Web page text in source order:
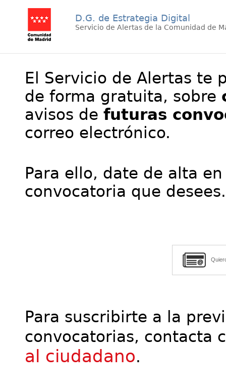
D.G. de Estrategia Digital
Servicio de Alertas de la Comunidad de
El Servicio de Alertas te
de forma gratuita, sobre
avisos de futuras
correo electrónico.
Para ello, date de alta
convocatoria que desees.
Para suscribirte a la
convocatorias, contacta
al ciudadano.